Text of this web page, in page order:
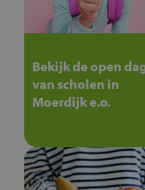
Bekijk de open
van scholen in
Moerdijk e.o.